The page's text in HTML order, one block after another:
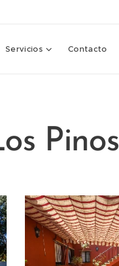
Servicios Contacto
Pinos